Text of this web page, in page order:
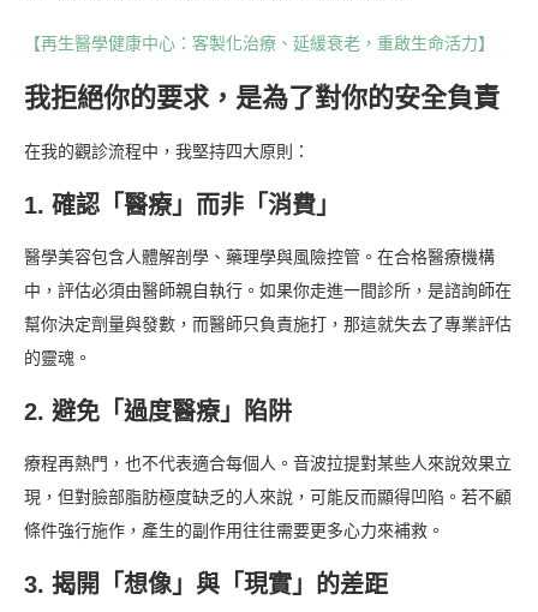
【再生醫學健康中心：客製化治療、延緩衰老，重啟生命活力】
我拒絕你的要求，是為了對你的安全負責
在我的觀診流程中，我堅持四大原則：
1. 確認「醫療」而非「消費」
醫學美容包含人體解剖學、藥理學與風險控管。在合格醫療機構
中，評估必須由醫師親自執行。如果你走進一間診所，是諮詢師在
幫你決定劑量與發數，而醫師只負責施打，那這就失去了專業評估
的靈魂。
2. 避免「過度醫療」陷阱
療程再熱門，也不代表適合每個人。音波拉提對某些人來說效果立
現，但對臉部脂肪極度缺乏的人來說，可能反而顯得凹陷。若不顧
條件強行施作，產生的副作用往往需要更多心力來補救。
3. 揭開「想像」與「現實」的差距